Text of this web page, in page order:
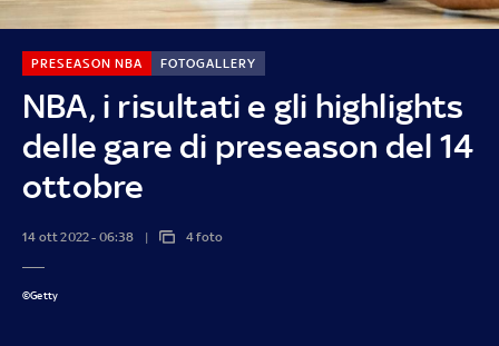
NBA, i risultati e gli highlights
delle gare di preseason del 14
ottobre
PRESEASON NBA FOTOGALLERY
14 ott 2022 - 06:38 4 foto
©Getty